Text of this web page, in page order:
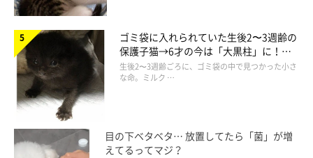
ですが、既に大物の予感がしております！
2019年4月18日生まれ
ゴミ袋に入れられていた生後2〜3週齢の
保護子猫→6才の今は「大黒柱」に！
美しい黒猫に成長した姿にグッとくる
生後2〜3週齢ごろに、ゴミ袋の中で見つかった小さ
な命。ミルク …
目の下ベタベタ… 放置してたら「菌」が増
えてるってマジ？